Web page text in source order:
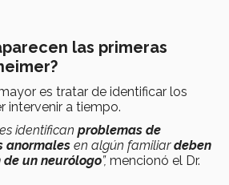
las primeras
es tratar de identificar los
intervenir a tiempo.
identifican problemas de
anormales en algún familiardeben
un neurólogo”, mencionó el Dr.